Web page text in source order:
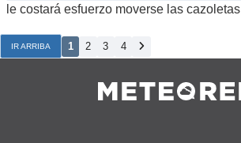
le costará esfuerzo moverse las cazoletas
IR ARRIBA 1 2 3 4